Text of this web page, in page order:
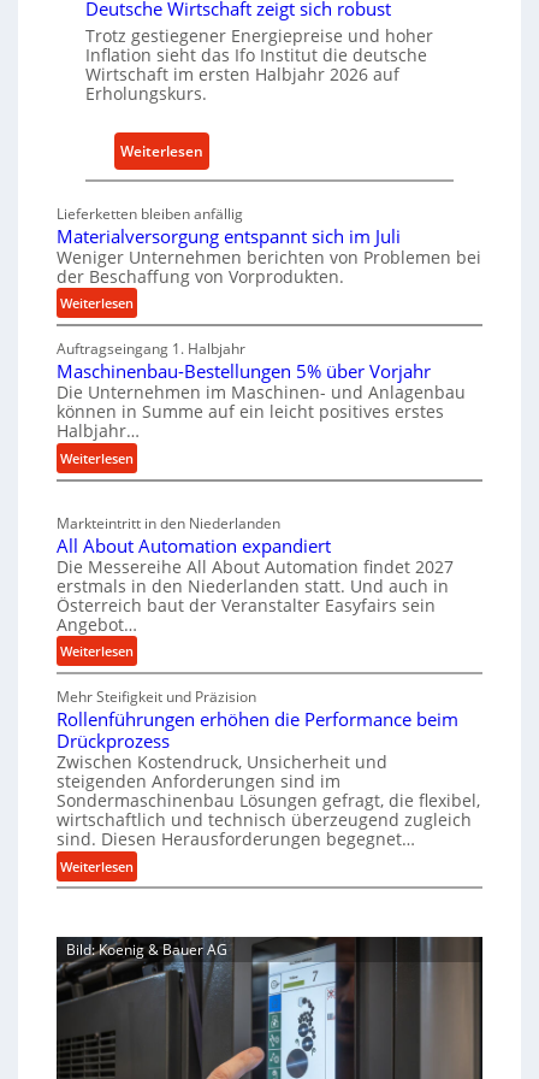
r
i
e
-
s
t
z
t
i
l
e
n
n
n
a
c
h
a
t
i
g
e
W
z
e
b
u
p
r
o
s
s
Deutsche Wirtschaft zeigt sich robust
Trotz gestiegener Energiepreise und hoher
Inflation sieht das Ifo Institut die deutsche
Wirtschaft im ersten Halbjahr 2026 auf
Erholungskurs.
Weiterlesen
D
u
t
s
h
e
W
s
h
a
f
t
i
g
t
s
i
c
h
o
u
s
t
Lieferketten bleiben anfällig
Materialversorgung entspannt sich im Juli
Weniger Unternehmen berichten von Problemen bei
der Beschaffung von Vorprodukten.
Weiterlesen:
M
a
t
e
r
i
a
l
e
r
s
o
u
n
g
e
n
t
s
p
a
n
s
i
c
Auftragseingang 1. Halbjahr
Maschinenbau-Bestellungen 5% über Vorjahr
Die Unternehmen im Maschinen- und Anlagenbau
können in Summe auf ein leicht positives erstes
Halbjahr…
Weiterlesen:
M
s
c
h
i
n
e
n
a
u
B
e
s
t
e
l
u
n
g
Markteintritt in den Niederlanden
All About Automation expandiert
Die Messereihe All About Automation findet 2027
erstmals in den Niederlanden statt. Und auch in
Österreich baut der Veranstalter Easyfairs sein
Angebot…
Weiterlesen:
A
l
l
A
b
o
u
t
A
u
m
a
Mehr Steifigkeit und Präzision
Rollenführungen erhöhen die Performance beim
Drückprozess
Zwischen Kostendruck, Unsicherheit und
steigenden Anforderungen sind im
Sondermaschinenbau Lösungen gefragt, die flexibel,
wirtschaftlich und technisch überzeugend zugleich
sind. Diesen Herausforderungen begegnet…
Weiterlesen:
R
l
l
e
Bild: Koenig & Bauer AG